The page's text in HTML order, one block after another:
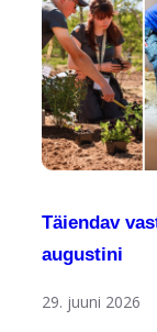
Täiendav
augustini
29. juuni 2026